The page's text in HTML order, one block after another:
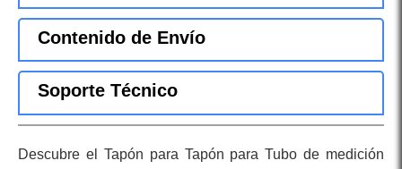
Contenido de Envío
Soporte Técnico
Descubre el Tapón para Tapón para Tubo de medición